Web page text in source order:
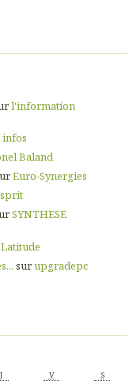
l'information
infos
Baland
Euro-Synergies
SYNTHESE
Latitude
surupgradepc
J V S